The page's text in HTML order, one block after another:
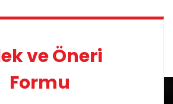
ve Öneri
Formu